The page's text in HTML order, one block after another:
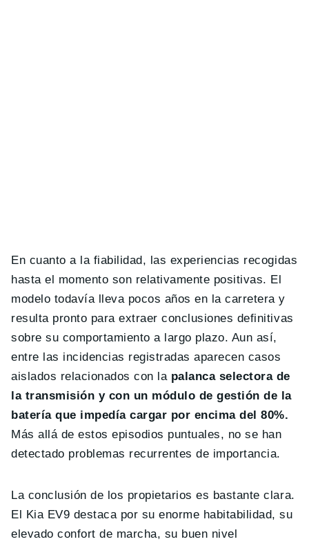
En cuanto a la fiabilidad, las experiencias recogidas
hasta el momento son relativamente positivas. El
modelo todavía lleva pocos años en la carretera y
resulta pronto para extraer conclusiones definitivas
sobre su comportamiento a largo plazo. Aun así,
entre las incidencias registradas aparecen casos
aislados relacionados con la palanca selectora de
la transmisión y con un módulo de gestión de la
batería que impedía cargar por encima del 80%.
Más allá de estos episodios puntuales, no se han
detectado problemas recurrentes de importancia.
La conclusión de los propietarios es bastante clara.
El Kia EV9 destaca por su enorme habitabilidad, su
elevado confort de marcha, su buen nivel